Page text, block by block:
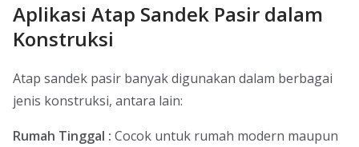
Aplikasi Atap Sandek Pasir dalam
Konstruksi
Atap sandek pasir banyak digunakan dalam berbagai
jenis konstruksi, antara lain:
Rumah Tinggal : Cocok untuk rumah modern maupun